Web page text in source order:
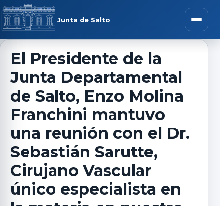
Saltar al contenido
Junta de Salto Abrir
menú
El Presidente de la
Junta Departamental
de Salto, Enzo Molina
Franchini mantuvo
una reunión con el Dr.
Sebastián Sarutte,
Cirujano Vascular
único especialista en